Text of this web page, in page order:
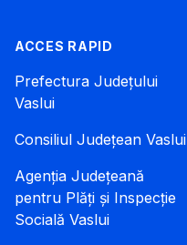
ACCES RAPID
Prefectura Județului
Vaslui
Consiliul Județean Vaslui
Agenția Județeană
pentru Plăți și Inspecție
Socială Vaslui